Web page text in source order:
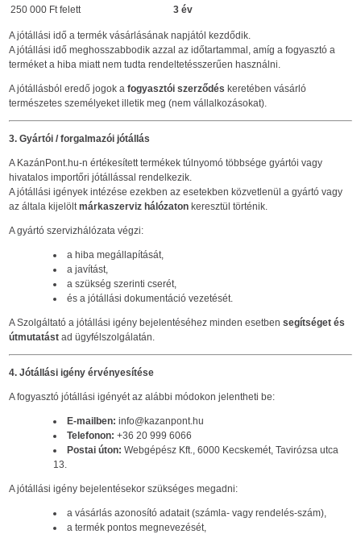
250 000 Ft felett
3 év
A jótállási idő a termék vásárlásának napjától kezdődik.
A jótállási idő meghosszabbodik azzal az időtartammal, amíg a fogyasztó a
terméket a hiba miatt nem tudta rendeltetésszerűen használni.
A jótállásból eredő jogok afogyasztói szerződés keretében vásárló
természetes személyeket illetik meg (nem vállalkozásokat).
3. Gyártói / forgalmazói jótállás
A KazánPont.hu-n értékesített termékek túlnyomó többsége gyártói vagy
hivatalos importőri jótállással rendelkezik.
A jótállási igények intézése ezekben az esetekben közvetlenül a gyártó vagy
az általa kijelöltmárkaszerviz hálózaton keresztül történik.
A gyártó szervizhálózata végzi:
a hiba megállapítását,
a javítást,
a szükség szerinti cserét,
és a jótállási dokumentáció vezetését.
A Szolgáltató a jótállási igény bejelentéséhez minden esetbensegítséget és
útmutatást ad ügyfélszolgálatán.
4. Jótállási igény érvényesítése
A fogyasztó jótállási igényét az alábbi módokon jelentheti be:
E-mailben: info@kazanpont.hu
Telefonon: +36 20 999 6066
Postai úton: Webgépész Kft., 6000 Kecskemét, Tavirózsa utca
13.
A jótállási igény bejelentésekor szükséges megadni:
a vásárlás azonosító adatait (számla- vagy rendelés-szám),
a termék pontos megnevezését,